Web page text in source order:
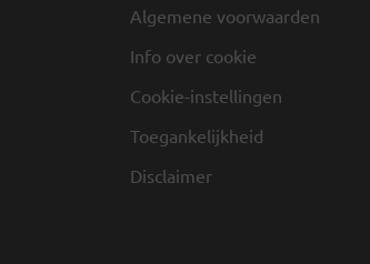
Algemene voorwaarden
Info over cookie
Cookie-instellingen
Toegankelijkheid
Disclaimer